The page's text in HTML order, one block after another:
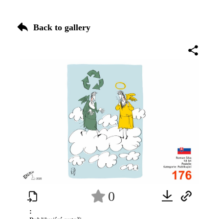
Back to gallery
0
: